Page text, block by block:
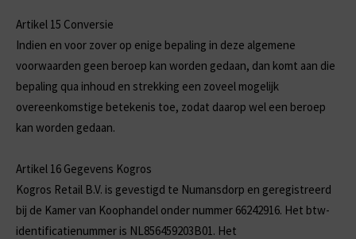
Artikel 15 Conversie
Indien en voor zover op enige bepaling in deze algemene
voorwaarden geen beroep kan worden gedaan, dan komt aan die
bepaling qua inhoud en strekking een zoveel mogelijk
overeenkomstige betekenis toe, zodat daarop wel een beroep
kan worden gedaan.
Artikel 16 Gegevens Kogros
Kogros Retail B.V. is gevestigd te Numansdorp en geregistreerd
bij de Kamer van Koophandel onder nummer 66242916. Het btw-
identificatienummer is NL856459203B01. Het